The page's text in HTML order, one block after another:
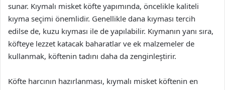
sunar. Kıymalı misket köfte yapımında, öncelikle kaliteli
kıyma seçimi önemlidir. Genellikle dana kıyması tercih
edilse de, kuzu kıyması ile de yapılabilir. Kıymanın yanı sıra,
köfteye lezzet katacak baharatlar ve ek malzemeler de
kullanmak, köftenin tadını daha da zenginleştirir.
Köfte harcının hazırlanması, kıymalı misket köftenin en